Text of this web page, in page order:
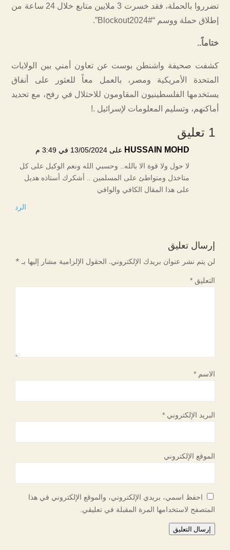
تضرروا بالحملة، فقد خسرت 3 ملايين متابع خلال 24 ساعة من
إطلاق حملة ووسم “#Blockout2024”.
ختاماً..
كشفت صحيفة واشنطن بوست عن تعاون أمني بين الولايات
المتحدة الأمريكية ومصر، بالعمل معاً للعثور على أنفاق
يستخدمها الفلسطينيون المقاومون للاحتلال في رفح، مع تحديد
أماكنهم، وتسليم المعلومات لإسرائيل .!
1 تعليق
HUSSAIN MOHD على 13/05/2024 في 3:49 م
لا حول ولا قوة الا بالله.. وحسبي الله ونعم الوكيل على كل
متاخذل ومتواطئ على المسلمين .. أشكرك أستاذه هديل
على هذا المقال الكافي والوافي
الرد
إرسال تعليق
لن يتم نشر عنوان بريدك الإلكتروني. الحقول الإلزامية مشار إليها بـ *
التعليق*
الاسم*
البريد الإلكتروني*
الموقع الإلكتروني
احفظ اسمي، بريدي الإلكتروني، والموقع الإلكتروني في هذا
المتصفح لاستخدامها المرة المقبلة في تعليقي.
إرسال التعليق